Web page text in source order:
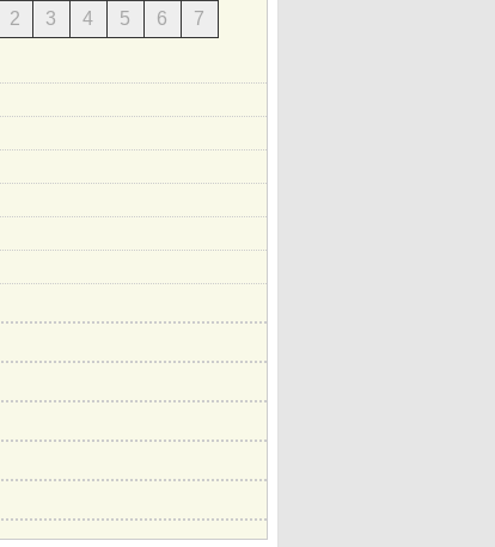
2 3 4 5 6 7